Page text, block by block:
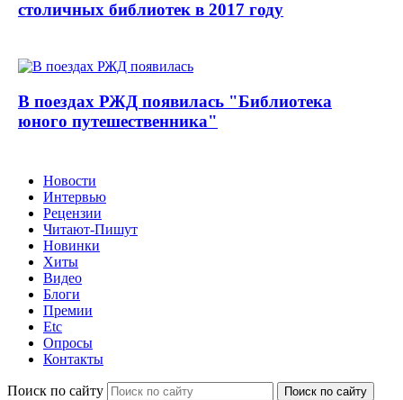
столичных библиотек в 2017 году
В поездах РЖД появилась "Библиотека
юного путешественника"
Новости
Интервью
Рецензии
Читают-Пишут
Новинки
Хиты
Видео
Блоги
Премии
Etc
Опросы
Контакты
Поиск по сайту